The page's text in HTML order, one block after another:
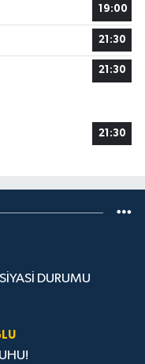
19:00
21:30
21:30
21:30
DURUMU